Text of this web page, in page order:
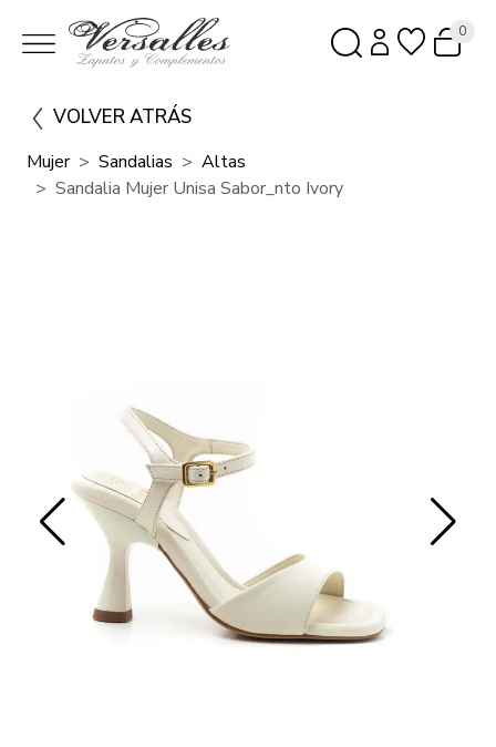
0
VOLVER ATRÁS
Mujer Sandalias
Altas
Sandalia Mujer Unisa Sabor_nto Ivory